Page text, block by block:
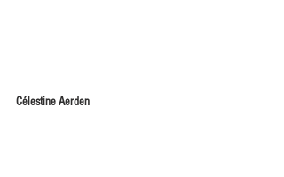
Célestine Aerden